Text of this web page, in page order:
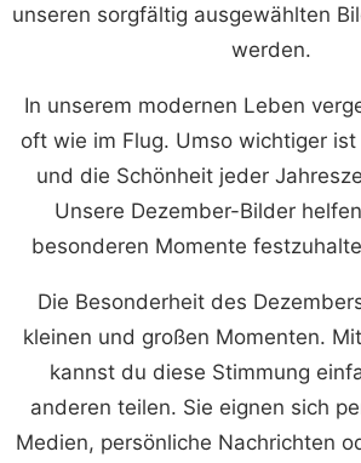
unseren sorgfältig ausgewählten
werden.
In unserem modernen Leben
oft wie im Flug. Umso wichtiger
und die Schönheit jeder
Unsere Dezember-Bilder
besonderen Momente
Die Besonderheit des
kleinen und großen Momenten.
kannst du diese Stimmung
anderen teilen. Sie eignen sich
Medien, persönliche Nachrichten